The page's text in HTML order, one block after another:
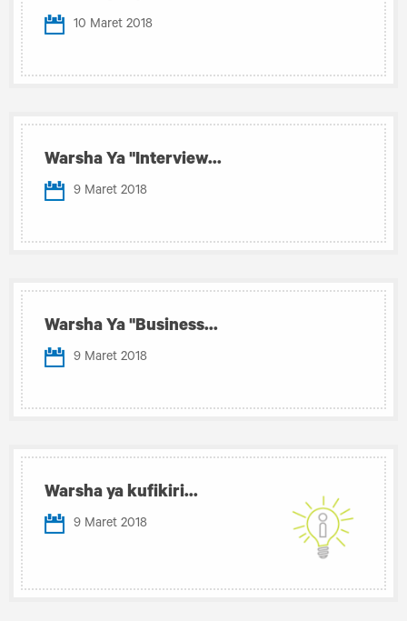
10 Maret 2018
Warsha Ya "Interview...
9 Maret 2018
Warsha Ya "Business...
9 Maret 2018
Warsha ya kufikiri...
9 Maret 2018